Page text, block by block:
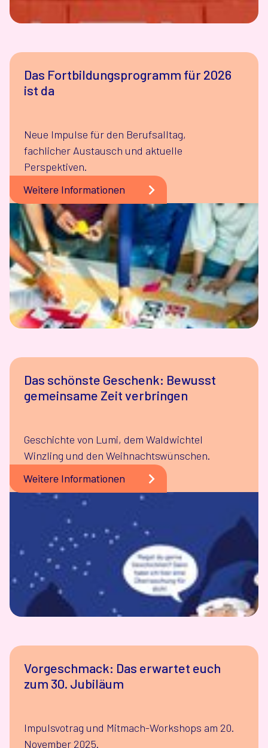
Das Fortbildungsprogramm für 2026
ist da
Neue Impulse für den Berufsalltag,
fachlicher Austausch und aktuelle
Perspektiven.
Weitere Informationen
Das schönste Geschenk: Bewusst
gemeinsame Zeit verbringen
Geschichte von Lumi, dem Waldwichtel
Winzling und den Weihnachtswünschen.
Weitere Informationen
Vorgeschmack: Das erwartet euch
zum 30. Jubiläum
Impulsvotrag und Mitmach-Workshops am 20.
November 2025.